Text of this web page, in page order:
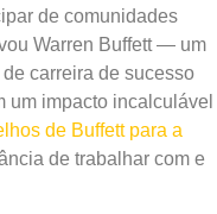
de comunidades
Warren Buffett — um
carreira de sucesso
impacto incalculável
de Buffett para a
de trabalhar com e